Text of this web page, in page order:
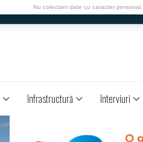
Infrastructură Interviuri
Nu colectam date cu caracter personal.